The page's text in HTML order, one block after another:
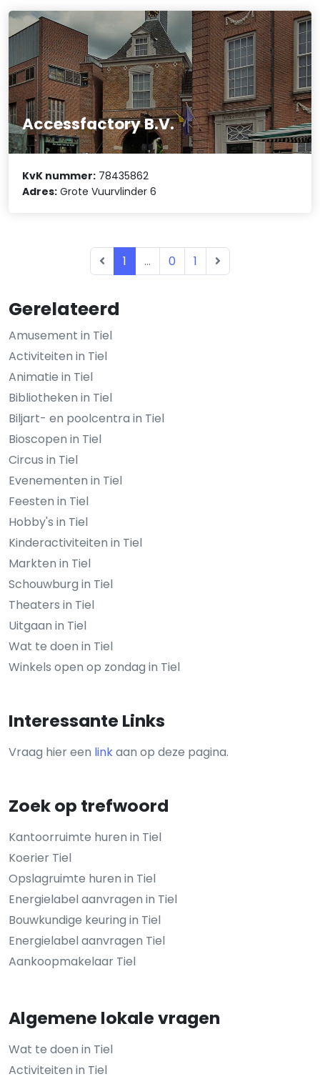
Gerelateerd
Amusement in Tiel
Activiteiten in Tiel
Animatie in Tiel
Bibliotheken in Tiel
Biljart- en poolcentra in Tiel
Bioscopen in Tiel
Circus in Tiel
Evenementen in Tiel
Feesten in Tiel
Hobby's in Tiel
Kinderactiviteiten in Tiel
Markten in Tiel
Schouwburg in Tiel
Theaters in Tiel
Uitgaan in Tiel
Wat te doen in Tiel
Winkels open op zondag in Tiel
Interessante Links
Vraag hier een linkaan op deze pagina.
Zoek op trefwoord
Kantoorruimte huren in Tiel
Koerier Tiel
Opslagruimte huren in Tiel
Energielabel aanvragen in Tiel
Bouwkundige keuring in Tiel
Energielabel aanvragen Tiel
Aankoopmakelaar Tiel
Algemene lokale vragen
Wat te doen in Tiel
Activiteiten in Tiel
Accessfactory B.V.
KvK nummer: 78435862
Adres: Grote Vuurvlinder 6
1 ... 0 1